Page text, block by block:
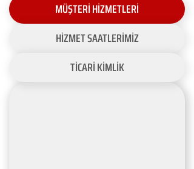
MÜŞTERİ HİZMETLERİ
HİZMET SAATLERİMİZ
TİCARİ KİMLİK